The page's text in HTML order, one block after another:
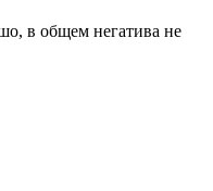
в общем негатива не